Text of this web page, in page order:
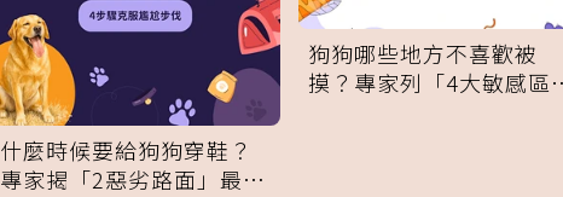
什麼時候要給狗狗穿鞋？
專家揭「2惡劣路面」最傷
狗狗哪些地方不喜歡被
摸？專家列「4大敏感區